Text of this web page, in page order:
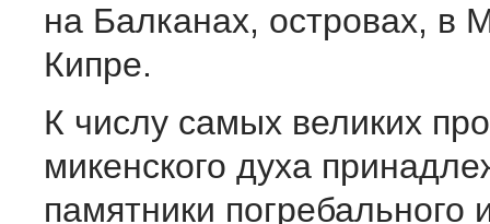
на Балканах, островах, в
Кипре.
К числу самых великих
микенского духа
памятники погребального